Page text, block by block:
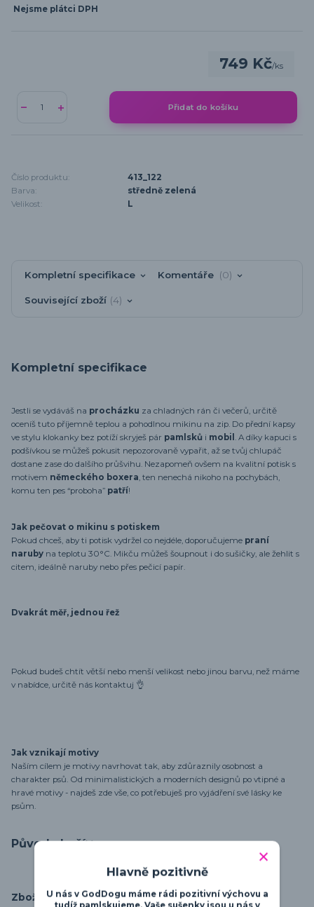
Nejsme plátci DPH
749 Kč/ks
Přidat do košíku
Číslo produktu:
413_122
Barva:
středně zelená
Velikost:
L
Kompletní specifikace Komentáře 0
Související zboží 4
Kompletní specifikace
Jestli se vydáváš na procházku za chladných rán či večerů, určitě
oceníš tuto příjemně teplou a pohodlnou mikinu na zip. Do přední kapsy
ve stylu klokanky bez potíží skryješ pár pamlsků i mobil . A díky kapuci s
podšívkou se můžeš pokusit nepozorovaně vypařit, až se tvůj chlupáč
dostane zase do dalšího průšvihu. Nezapomeň ovšem na kvalitní potisk s
motivem německého boxera, ten nenechá nikoho na pochybách,
komu ten pes “proboha” patří!
Jak pečovat o mikinu s potiskem
Pokud chceš, aby ti potisk vydržel co nejdéle, doporučujeme praní
naruby na teplotu 30°C. Mikču můžeš šoupnout i do sušičky, ale žehlit s
citem, ideálně naruby nebo přes pečicí papír.
Dvakrát měř, jednou řež
Pokud budeš chtít větší nebo menší velikost nebo jinou barvu, než máme
v nabídce, určitě nás kontaktuj 👌
Jak vznikají motivy
Naším cílem je motivy navrhovat tak, aby zdůraznily osobnost a
charakter psů. Od minimalistických a moderních designů po vtipné a
hravé motivy - najdeš zde vše, co potřebuješ pro vyjádření své lásky ke
psům.
Původ zboží
Zboží zařazeno v kategoriích
Hlavně pozitivně
U nás v GodDogu máme rádi pozitivní výchovu a
tudíž pamlskujeme. Vaše sušenky jsou u nás v